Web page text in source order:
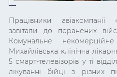
Працівники авіакомпанії
завітали до поранених
Комунальне
Михайлівська клінічна
5 смарт-телевізорів у ті
лікуванні бійці з різних